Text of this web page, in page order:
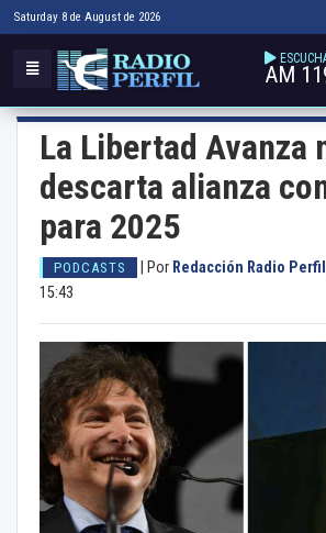
Saturday 8 de August de 2026
AM
La Libertad Avanza
descarta alianza
para 2025
PODCASTS Por Redacción Radio Perfil
15:43